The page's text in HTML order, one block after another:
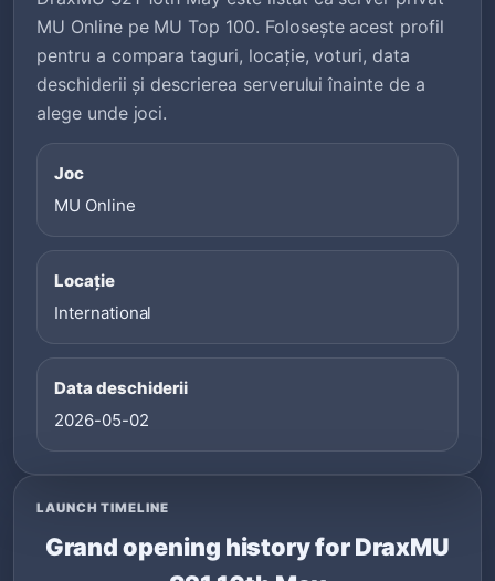
MU Online pe MU Top 100. Folosește acest profil
pentru a compara taguri, locație, voturi, data
deschiderii și descrierea serverului înainte de a
alege unde joci.
Joc
MU Online
Locație
International
Data deschiderii
2026-05-02
LAUNCH TIMELINE
Grand opening history for DraxMU